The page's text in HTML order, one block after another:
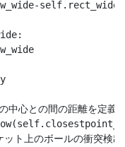
self.rect_wide)
中心との間の距離を定義
ト上のボールの衝突検出